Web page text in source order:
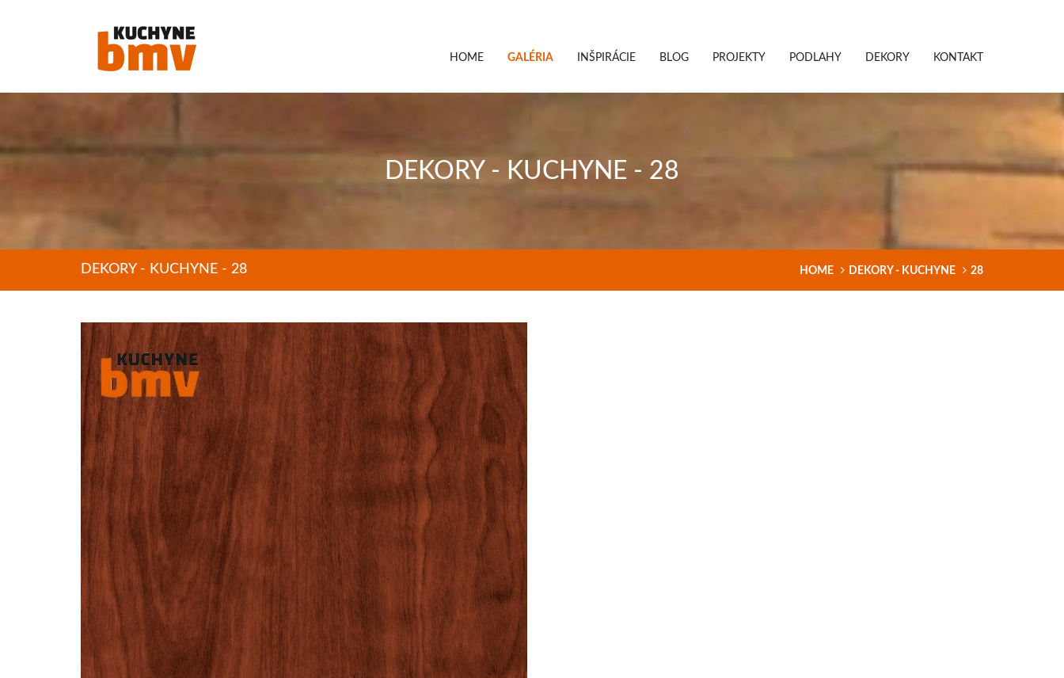
HOME GALÉRIA INŠPIRÁCIE BLOG PROJEKTY PODLAHY DEKORY KONTAKT
DEKORY - KUCHYNE - 28
DEKORY - KUCHYNE - 28 HOME DEKORY - KUCHYNE 28